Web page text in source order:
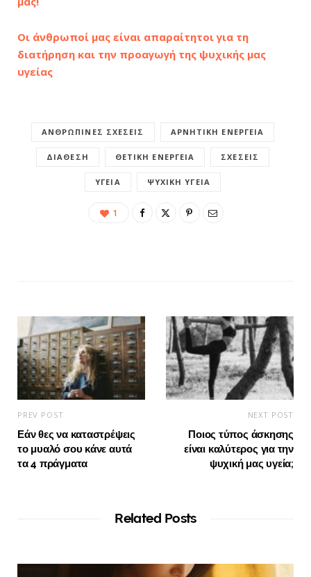
Οι άνθρωποί μας είναι απαραίτητοι για τη
διατήρηση και την προαγωγή της ψυχικής μας
υγείας
ΑΝΘΡΏΠΙΝΕΣ ΣΧΈΣΕΙΣ ΑΡΝΗΤΙΚΉ ΕΝΈΡΓΕΙΑ
ΔΙΆΘΕΣΗ ΘΕΤΙΚΉ ΕΝΈΡΓΕΙΑ ΣΧΈΣΕΙΣ
ΥΓΕΊΑ ΨΥΧΙΚΉ ΥΓΕΊΑ
1
PREV POST
Εάν θες να καταστρέψεις
το μυαλό σου κάνε αυτά
τα 4 πράγματα
NEXT POST
Ποιος τύπος άσκησης
είναι καλύτερος για την
ψυχική μας υγεία;
Related Posts